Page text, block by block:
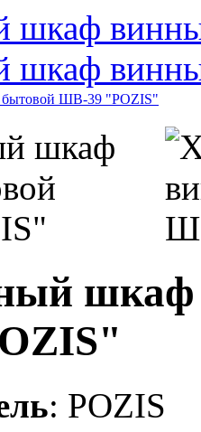
шкаф
шкаф
: POZIS